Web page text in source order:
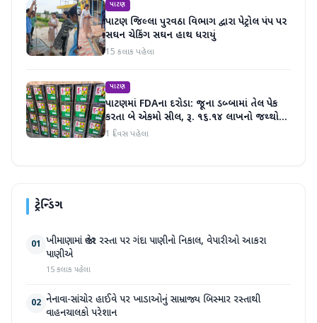
પાટણ
પાટણ જિલ્લા પુરવઠા વિભાગ દ્વારા પેટ્રોલ પંપ પર
સઘન ચેકિંગ સઘન હાથ ધરાયું
15 કલાક પહેલા
પાટણ
પાટણમાં FDAના દરોડા: જૂના ડબ્બામાં તેલ પેક
કરતા બે એકમો સીલ, રૂ. ૧૬.૧૪ લાખનો જથ્થો
જપ્ત
1 દિવસ પહેલા
ટ્રેન્ડિંગ
01 ખીમાણામાં જાહેર રસ્તા પર ગંદા પાણીનો નિકાલ, વેપારીઓ આકરા
પાણીએ
15 કલાક પહેલા
02 નેનાવા-સાંચોર હાઈવે પર ખાડાઓનું સામ્રાજ્ય બિસ્માર રસ્તાથી
વાહનચાલકો પરેશાન